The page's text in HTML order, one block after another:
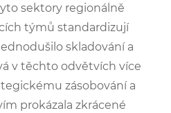
sektory regionálně
týmů standardizují
skladování a
v těchto odvětvích více
zásobování a
prokázala zkrácené